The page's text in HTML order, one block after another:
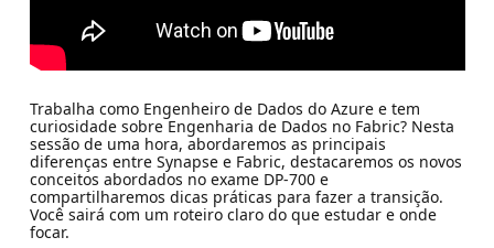
Trabalha como Engenheiro de Dados do Azure e tem
curiosidade sobre Engenharia de Dados no Fabric? Nesta
sessão de uma hora, abordaremos as principais
diferenças entre Synapse e Fabric, destacaremos os novos
conceitos abordados no exame DP-700 e
compartilharemos dicas práticas para fazer a transição.
Você sairá com um roteiro claro do que estudar e onde
focar.